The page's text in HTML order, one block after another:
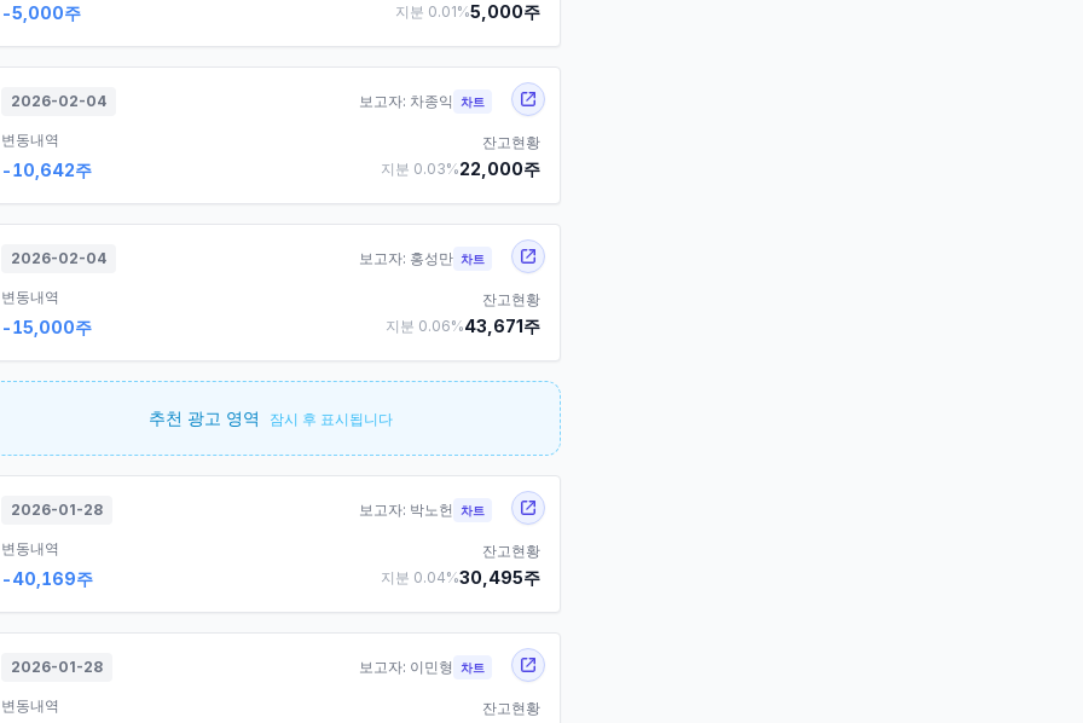
-5,000주
지분 0.01%5,000주
2026-02-04 보고자: 차종익 차트
변동내역
-10,642주
잔고현황
지분 0.03%22,000주
2026-02-04 보고자: 홍성만 차트
변동내역
-15,000주
잔고현황
지분 0.06%43,671주
추천 광고 영역 잠시 후 표시됩니다
2026-01-28 보고자: 박노헌 차트
변동내역
-40,169주
잔고현황
지분 0.04%30,495주
2026-01-28 보고자: 이민형 차트
변동내역
잔고현황